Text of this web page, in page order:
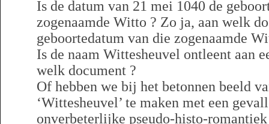
Is de datum van 21 mei 1040 de
zogenaamde Witto ? Zo ja, aan welk
geboortedatum van die zogenaamde
Is de naam Wittesheuvel ontleent aan
welk document ?
Of hebben we bij het betonnen beeld
‘Wittesheuvel’ te maken met een
onverbeterlijke pseudo-histo-